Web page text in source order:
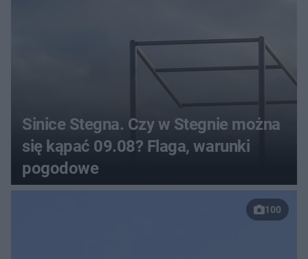
Sinice Stegna. Czy w Stegnie można
się kąpać 09.08? Flaga, warunki
pogodowe
100